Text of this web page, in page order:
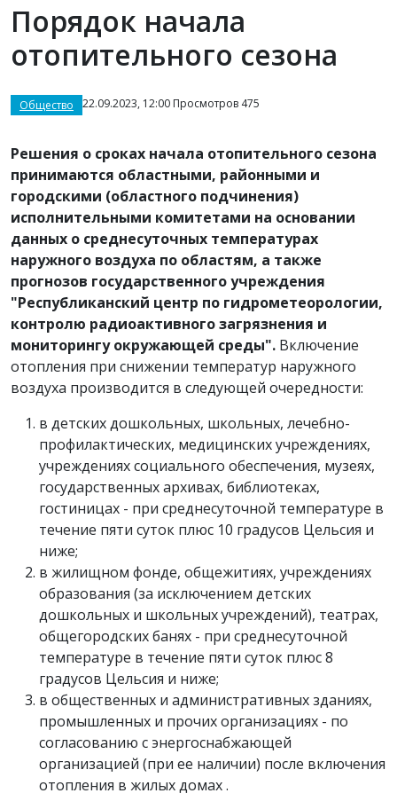
Порядок начала
отопительного сезона
Общество 22.09.2023, 12:00 Просмотров 475
Решения о сроках начала отопительного сезона
принимаются областными, районными и
городскими (областного подчинения)
исполнительными комитетами на основании
данных о среднесуточных температурах
наружного воздуха по областям, а также
прогнозов государственного учреждения
"Республиканский центр по гидрометеорологии,
контролю радиоактивного загрязнения и
мониторингу окружающей среды". Включение
отопления при снижении температур наружного
воздуха производится в следующей очередности:
в детских дошкольных, школьных, лечебно-
профилактических, медицинских учреждениях,
учреждениях социального обеспечения, музеях,
государственных архивах, библиотеках,
гостиницах - при среднесуточной температуре в
течение пяти суток плюс 10 градусов Цельсия и
ниже;
в жилищном фонде, общежитиях, учреждениях
образования (за исключением детских
дошкольных и школьных учреждений), театрах,
общегородских банях - при среднесуточной
температуре в течение пяти суток плюс 8
градусов Цельсия и ниже;
в общественных и административных зданиях,
промышленных и прочих организациях - по
согласованию с энергоснабжающей
организацией (при ее наличии) после включения
отопления в жилых домах .